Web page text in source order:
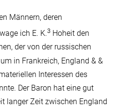
Männern, deren
ich E. K.3 Hoheit den
der von der russischen
in Frankreich, England & &
Interessen des
Der Baron hat eine gut
langer Zeit zwischen England